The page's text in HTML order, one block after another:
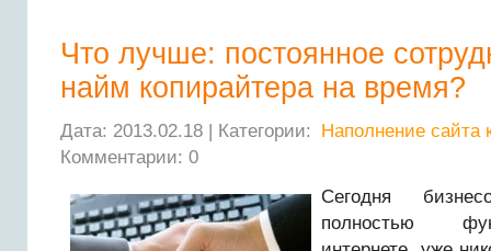
Что лучше: постоянное
найм копирайтера на время?
Дата: 2013.02.18 | Категории:
Наполнение сайта
Комментарии: 0
Сегодня
полностью